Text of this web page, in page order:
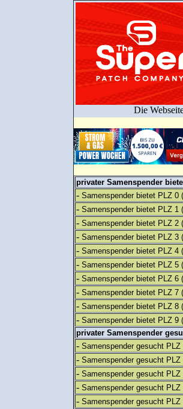
Die
privater Samenspender
- Samenspender bietet PLZ 0
- Samenspender bietet PLZ 1
- Samenspender bietet PLZ 2
- Samenspender bietet PLZ 3
- Samenspender bietet PLZ 4
- Samenspender bietet PLZ 5
- Samenspender bietet PLZ 6
- Samenspender bietet PLZ 7
- Samenspender bietet PLZ 8
- Samenspender bietet PLZ 9
privater Samenspender
- Samenspender gesucht PLZ
- Samenspender gesucht PLZ
- Samenspender gesucht PLZ
- Samenspender gesucht PLZ
- Samenspender gesucht PLZ